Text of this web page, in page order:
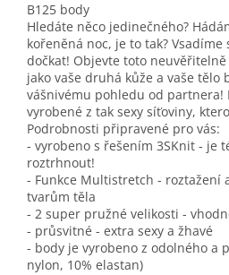
B125 body
Hledáte něco jedinečného?
kořeněná noc, je to tak? Vsadíme
dočkat! Objevte toto
jako vaše druhá kůže a vaše tělo
vášnivému pohledu od partnera!
vyrobené z tak sexy síťoviny,
Podrobnosti připravené pro vás:
- vyrobeno s řešením 3SKnit - je
roztrhnout!
- Funkce Multistretch - roztažení
tvarům těla
- 2 super pružné velikosti -
- průsvitné - extra sexy a žhavé
- body je vyrobeno z odolného a
nylon, 10% elastan)